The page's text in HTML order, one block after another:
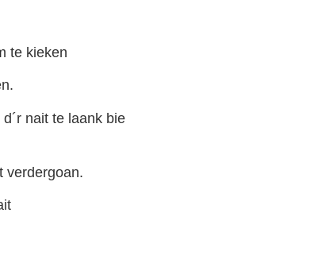
te kieken
nait te laank bie
verdergoan.